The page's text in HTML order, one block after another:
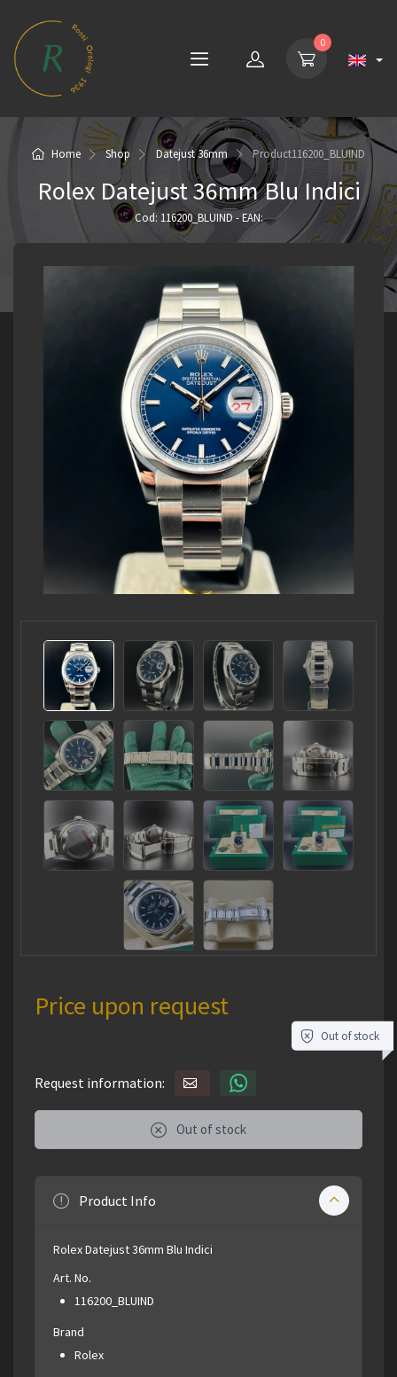
0
Home Shop Datejust 36mm Product116200_BLUIND
Rolex Datejust 36mm Blu Indici
Cod: 116200_BLUIND - EAN:
Price upon request
Out of stock
Request information:
Out of stock
Product Info
Rolex Datejust 36mm Blu Indici
Art. No.
116200_BLUIND
Brand
Rolex